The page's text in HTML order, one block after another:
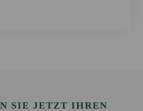
SIE JETZT IHREN